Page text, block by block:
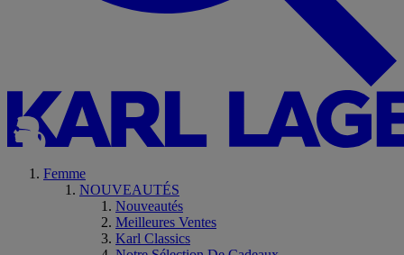
Femme
NOUVEAUTÉS
Nouveautés
Meilleures Ventes
Karl Classics